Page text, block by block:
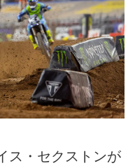
ス・セクストンが